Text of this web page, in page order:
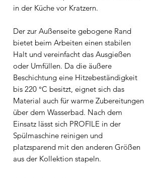
in der Küche vor Kratzern.
Der zur Außenseite gebogene Rand
bietet beim Arbeiten einen stabilen
Halt und vereinfacht das Ausgießen
oder Umfüllen. Da die äußere
Beschichtung eine Hitzebeständigkeit
bis 220 °C besitzt, eignet sich das
Material auch für warme Zubereitungen
über dem Wasserbad. Nach dem
Einsatz lässt sich PROFILE in der
Spülmaschine reinigen und
platzsparend mit den anderen Größen
aus der Kollektion stapeln.